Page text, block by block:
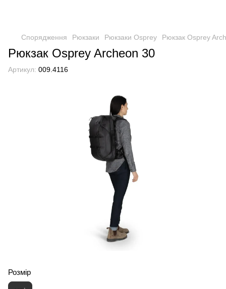
Спорядження Рюкзаки Рюкзаки Osprey Рюкзак Osprey
Рюкзак Osprey Archeon 30
Артикул: 009.4116
Розмір